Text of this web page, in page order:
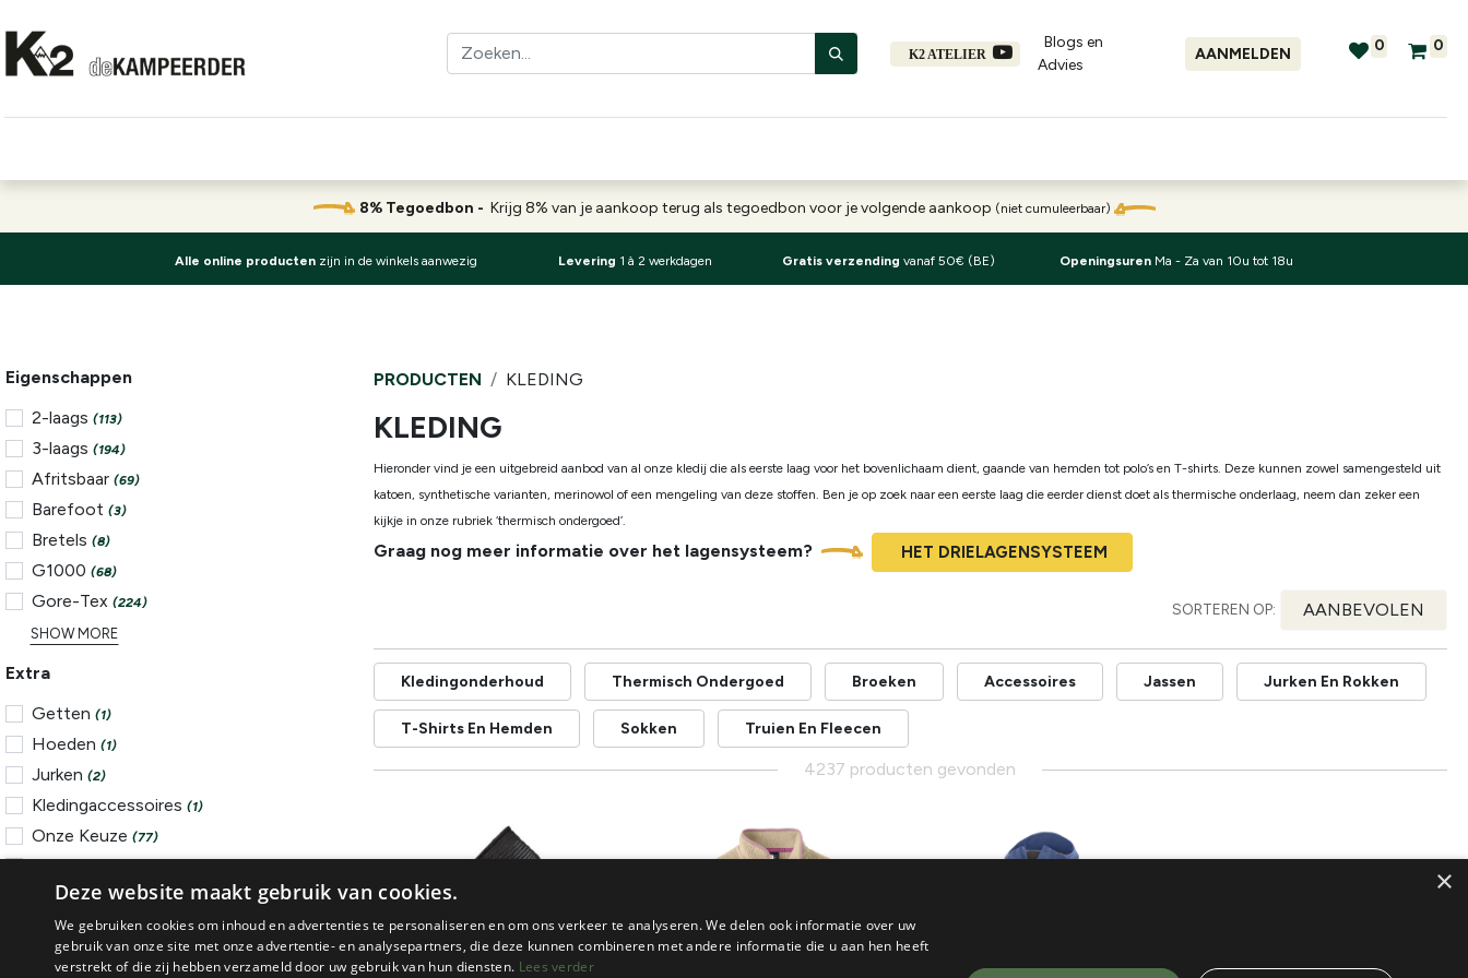
K2 ATELIER
Blogs en
Advies​
AANMELDEN 0 0
8% Tegoedbon - Krijg 8% van je aankoop terug als tegoedbon voor je volgende aankoop (niet cumuleerbaar)
Alle online producten zijn in de winkels aanwezig Levering 1 à 2 werkdagen Gratis verzending vanaf 50€ (BE) Openingsuren Ma - Za van 10u tot 18u
Eigenschappen
2-laags (113)
3-laags (194)
Afritsbaar (69)
Barefoot (3)
Bretels (8)
G1000 (68)
Gore-Tex (224)
SHOW MORE
Extra
Getten (1)
Hoeden (1)
Jurken (2)
Kledingaccessoires (1)
Onze Keuze (77)
Petten
Promo (292)
SHOW MORE
Gebruik
PRODUCTEN KLEDING
KLEDING
Hieronder vind je een uitgebreid aanbod van al onze kledij die als eerste laag voor het bovenlichaam dient, gaande van hemden tot polo’s en T-shirts. Deze kunnen zowel samengesteld uit
katoen, synthetische varianten, merinowol of een mengeling van deze stoffen. Ben je op zoek naar een eerste laag die eerder dienst doet als thermische onderlaag, neem dan zeker een
kijkje in onze rubriek ‘thermisch ondergoed’.
Graag nog meer informatie over het lagensysteem? HET DRIELAGENSYSTEEM
SORTEREN OP: AANBEVOLEN
Kledingonderhoud Thermisch Ondergoed Broeken Accessoires Jassen Jurken En Rokken
T-Shirts En Hemden Sokken Truien En Fleecen
4237 producten gevonden
×
Deze website maakt gebruik van cookies.
We gebruiken cookies om inhoud en advertenties te personaliseren en om ons verkeer te analyseren. We delen ook informatie over uw
gebruik van onze site met onze advertentie- en analysepartners, die deze kunnen combineren met andere informatie die u aan hen heeft
verstrekt of die zij hebben verzameld door uw gebruik van hun diensten. Lees verder